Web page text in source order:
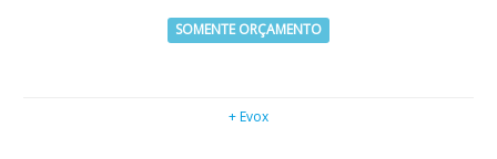
SOMENTE ORÇAMENTO
+ Evox